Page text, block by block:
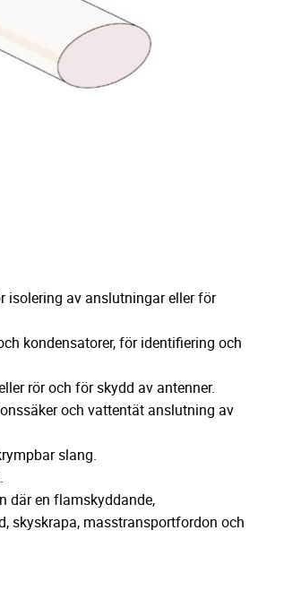
isolering av anslutningar eller för
kondensatorer, för identifiering och
rör och för skydd av antenner.
och vattentät anslutning av
slang.
där en flamskyddande,
skyskrapa, masstransportfordon och